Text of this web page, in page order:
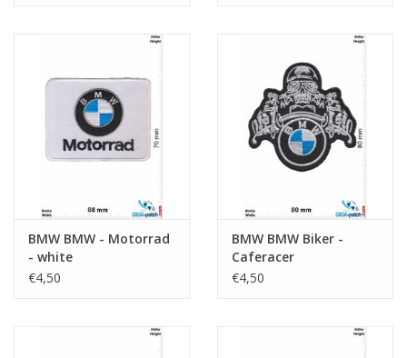
BMW BMW - Motorrad
- white
€4,50
BMW BMW Biker -
Caferacer
€4,50